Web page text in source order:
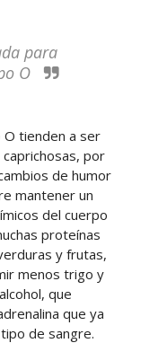
para
O
O tienden a ser
por
de humor
mantener un
del cuerpo
proteínas
y frutas,
menos trigo y
que
que ya
de sangre.